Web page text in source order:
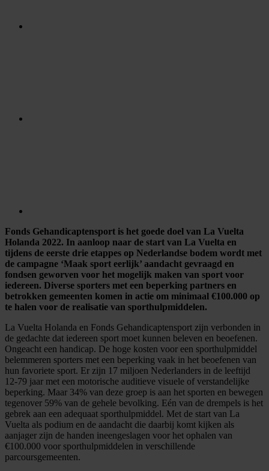
Fonds Gehandicaptensport is het goede doel van La Vuelta
Holanda 2022. In aanloop naar de start van La Vuelta en
tijdens de eerste drie etappes op Nederlandse bodem wordt met
de campagne ‘Maak sport eerlijk’ aandacht gevraagd en
fondsen geworven voor het mogelijk maken van sport voor
iedereen. Diverse sporters met een beperking partners en
betrokken gemeenten komen in actie om minimaal €100.000 op
te halen voor de realisatie van sporthulpmiddelen.
La Vuelta Holanda en Fonds Gehandicaptensport zijn verbonden in
de gedachte dat iedereen sport moet kunnen beleven en beoefenen.
Ongeacht een handicap. De hoge kosten voor een sporthulpmiddel
belemmeren sporters met een beperking vaak in het beoefenen van
hun favoriete sport. Er zijn 17 miljoen Nederlanders in de leeftijd
12-79 jaar met een motorische auditieve visuele of verstandelijke
beperking. Maar 34% van deze groep is aan het sporten en bewegen
tegenover 59% van de gehele bevolking. Eén van de drempels is het
gebrek aan een adequaat sporthulpmiddel. Met de start van La
Vuelta als podium en de aandacht die daarbij komt kijken als
aanjager zijn de handen ineengeslagen voor het ophalen van
€100.000 voor sporthulpmiddelen in verschillende
parcoursgemeenten.